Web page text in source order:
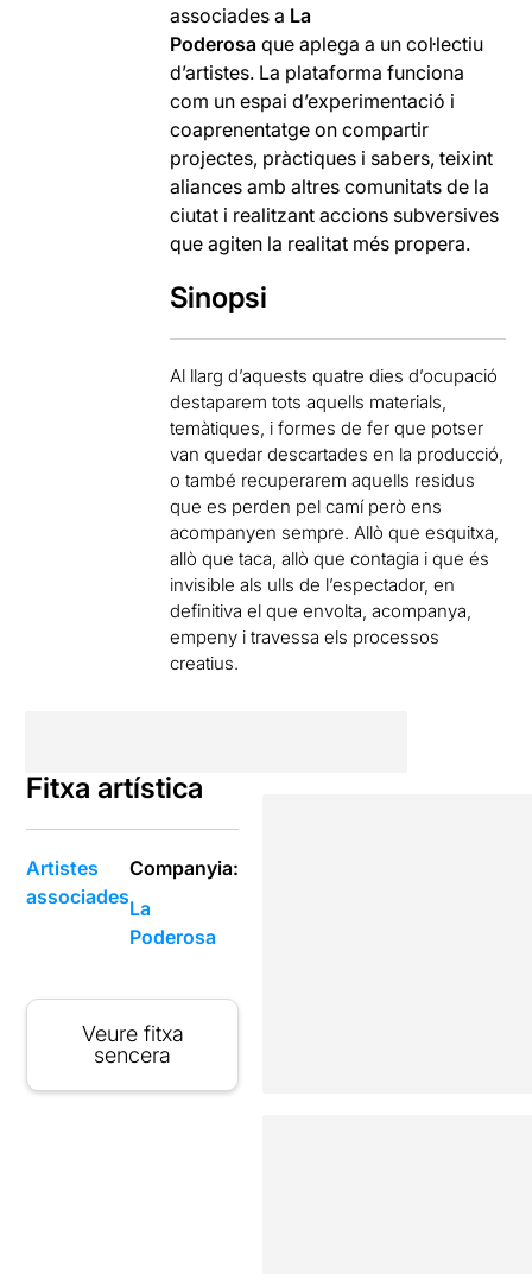
associades a La
Poderosa que aplega a un col·lectiu
d’artistes. La plataforma funciona
com un espai d’experimentació i
coaprenentatge on compartir
projectes, pràctiques i sabers, teixint
aliances amb altres comunitats de la
ciutat i realitzant accions subversives
que agiten la realitat més propera.
Sinopsi
Al llarg d’aquests quatre dies d’ocupació
destaparem tots aquells materials,
temàtiques, i formes de fer que potser
van quedar descartades en la producció,
o també recuperarem aquells residus
que es perden pel camí però ens
acompanyen sempre. Allò que esquitxa,
allò que taca, allò que contagia i que és
invisible als ulls de l’espectador, en
definitiva el que envolta, acompanya,
empeny i travessa els processos
creatius.
Fitxa artística
Artistes
associades
Companyia:
La
Poderosa
Veure fitxa
sencera